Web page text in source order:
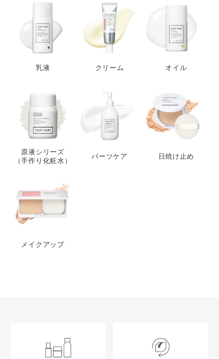
乳液 クリーム オイル
原液シリーズ
（手作り化粧水）
パーツケア 日焼け止め
メイクアップ